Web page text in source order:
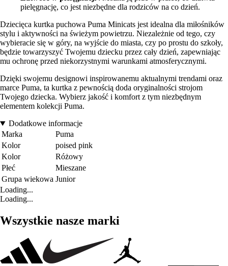
pielęgnację, co jest niezbędne dla rodziców na co dzień.
Dziecięca kurtka puchowa Puma Minicats jest idealna dla miłośników
stylu i aktywności na świeżym powietrzu. Niezależnie od tego, czy
wybieracie się w góry, na wyjście do miasta, czy po prostu do szkoły,
będzie towarzyszyć Twojemu dziecku przez cały dzień, zapewniając
mu ochronę przed niekorzystnymi warunkami atmosferycznymi.
Dzięki swojemu designowi inspirowanemu aktualnymi trendami oraz
marce Puma, ta kurtka z pewnością doda oryginalności strojom
Twojego dziecka. Wybierz jakość i komfort z tym niezbędnym
elementem kolekcji Puma.
Dodatkowe informacje
Marka
Puma
Kolor
poised pink
Kolor
Różowy
Płeć
Mieszane
Grupa wiekowa Junior
Loading...
Loading...
Wszystkie nasze marki